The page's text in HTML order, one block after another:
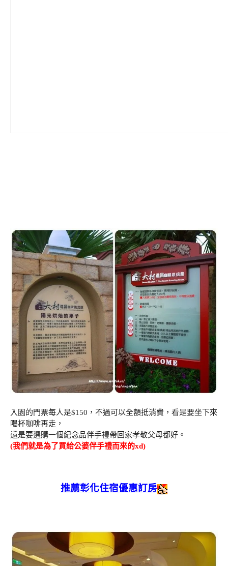
入園的門票每人是$150，不過可以全額抵消費，看是要坐下來
喝杯咖啡再走，
還是要選購一個紀念品伴手禮帶回家孝敬父母都好。
(我們就是為了買給公婆伴手禮而來的xd)
推薦彰化住宿優惠訂房